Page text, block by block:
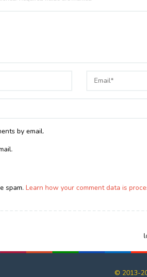
by email.
spam. Learn how your comment data is
© 2013-